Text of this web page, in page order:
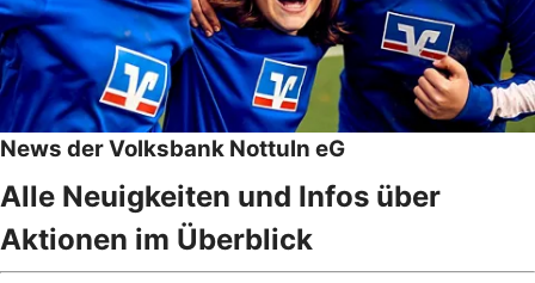
News der Volksbank Nottuln eG
Alle Neuigkeiten und Infos über
Aktionen im Überblick